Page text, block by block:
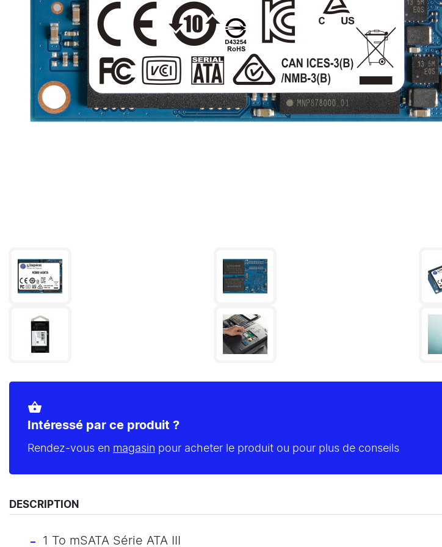
shopping_basket
Intéressé par ce produit ?
Rendez-vous en magasin pour acheter le produit ou pour plus de conseils
DESCRIPTION
1 To mSATA Série ATA III